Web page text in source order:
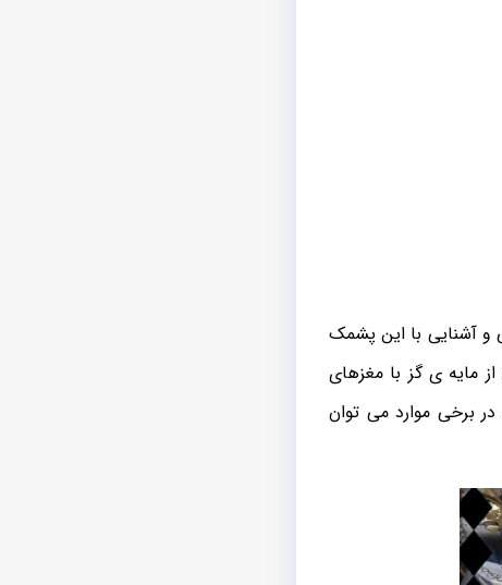
آشنایی با این پشمک
مایه ی گز با مغزهای
برخی موارد می توان